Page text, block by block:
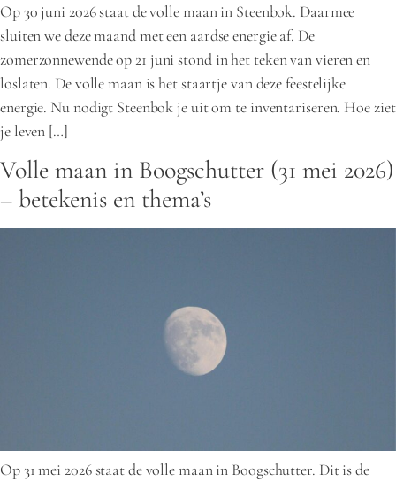
Op 30 juni 2026 staat de volle maan in Steenbok. Daarmee
sluiten we deze maand met een aardse energie af. De
zomerzonnewende op 21 juni stond in het teken van vieren en
loslaten. De volle maan is het staartje van deze feestelijke
energie. Nu nodigt Steenbok je uit om te inventariseren. Hoe ziet
je leven […]
Volle maan in Boogschutter (31 mei 2026)
– betekenis en thema’s
Op 31 mei 2026 staat de volle maan in Boogschutter. Dit is de